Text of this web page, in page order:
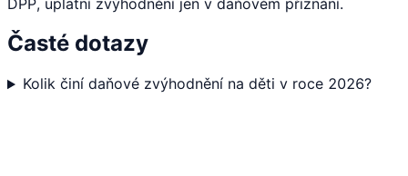
Časté dotazy
Kolik činí daňové zvýhodnění na děti v roce 2026?